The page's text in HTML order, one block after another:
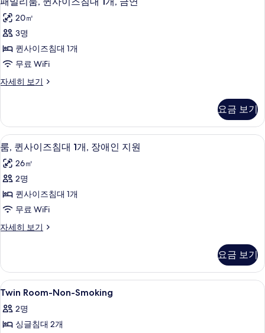
(with
Sofa)
사
진
모
두
기
개,
금
(with
Sofa)
세
밀
리
룸,
퀸
사
이
침
대
1
개,
금
연
사
진
보
기
20㎡
3명
퀸사이즈침대 1개
무료 WiFi
자세히 보기
패
퀸
사
이
즈
침
대
개,
금
자
기
요금 보기
룸,
퀸
사
이
즈
침
대
개,
장
애
인
지
룸, 퀸사이즈침대 1개, 장애인 지원 | 1
4
룸, 퀸사이즈침대 1개, 장애인 지원
26㎡
2명
퀸사이즈침대 1개
무료 WiFi
자세히 보기
룸,
즈
침
대
개,
장
요금 보기
Twin
Room-
Non-
Smoking
1 개의 침실, 고급 침구, 오리/거위털 이
6
Twin Room-Non-Smoking
2명
싱글침대 2개